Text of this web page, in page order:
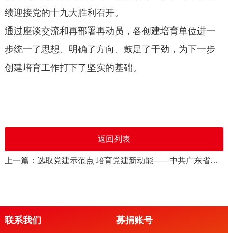
绩迎接党的十九大胜利召开。
通过座谈交流和再部署再动员，各创建培育单位进一
步统一了思想、明确了方向、鼓足了干劲，为下一步
创建培育工作打下了坚实的基础。
返回列表
上一篇：选取党建示范点 培育党建新动能——中共广东省社会组织委员会刘平波副书记赴协会进行党建专题调研
联系我们 募捐账号